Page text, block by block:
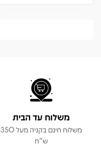
משלוח עד הבית
משלוח חינם בקניה מעל 350
ש"ח